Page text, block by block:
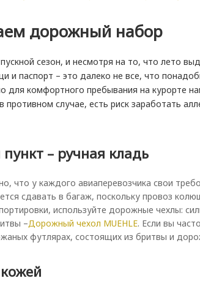
дорожный набор
сезон, и несмотря на то, что лето
и паспорт – это далеко не все, что
для комфортного пребывания на курорте
противном случае, есть риск заработать
– ручная кладь
что у каждого авиаперевозчика свои
сдавать в багаж, поскольку провоз
используйте дорожные чехлы:
–Дорожный чехол MUEHLE. Если вы
футлярах, состоящих из бритвы и